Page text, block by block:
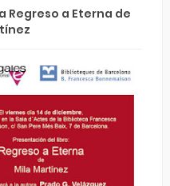
Regreso a Eterna de